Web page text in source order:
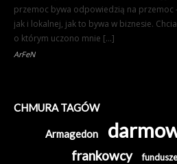
przemoc bywa odpowiedzią na przemoc
jak i lokalnej, jak to bywa w biznesie.
o którym uczono mnie […]
ArFeN
CHMURA TAGÓW
Armagedon
frankowcy fundusze